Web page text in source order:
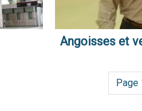
Angoisses et
Page